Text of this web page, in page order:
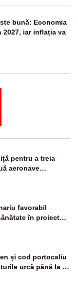
bună: Economia
2027, iar inflația va
pentru a treia
aeronave
fost ridicate de la
favorabil
în proiectul
și cod portocaliu
urcă până la 38
tropicale